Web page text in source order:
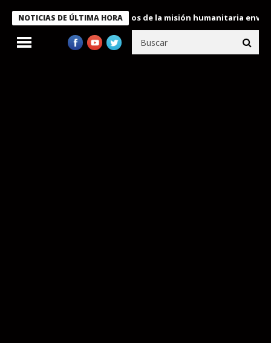
NOTICIAS DE ÚLTIMA HORA
condecora a miembros de la misión humanitaria enviada a